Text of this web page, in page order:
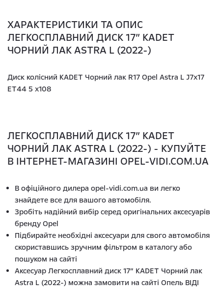
ХАРАКТЕРИСТИКИ ТА ОПИС
ЛЕГКОСПЛАВНИЙ ДИСК 17” KADET
ЧОРНИЙ ЛАК ASTRA L (2022-)
Диск колісний KADET Чорний лак R17 Opel Astra L J7x17
ET44 5 x108
ЛЕГКОСПЛАВНИЙ ДИСК 17” KADET
ЧОРНИЙ ЛАК ASTRA L (2022-) - КУПУЙТЕ
В ІНТЕРНЕТ-МАГАЗИНІ OPEL-VIDI.COM.UA
В офіційного дилера opel-vidi.com.ua ви легко
знайдете все для вашого автомобіля.
Зробіть надійний вибір серед оригінальних аксесуарів
бренду Opel
Підбирайте необхідні аксесуари для свого автомобіля
скориставшись зручним фільтром в каталогу або
пошуком на сайті
Аксесуар Легкосплавний диск 17” KADET Чорний лак
Astra L (2022-) можна замовити на сайті Опель ВІДІ